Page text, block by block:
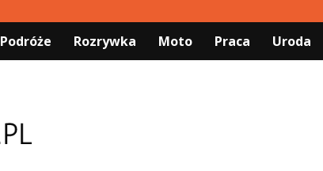
Podróże Rozrywka Moto Praca Uroda